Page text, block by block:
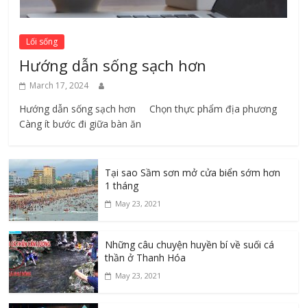
Lối sống
Hướng dẫn sống sạch hơn
March 17, 2024
Hướng dẫn sống sạch hơn Chọn thực phẩm địa phương ​
Càng ít bước đi giữa bàn ăn
Tại sao Sầm sơn mở cửa biển sớm hơn
1 tháng
May 23, 2021
Những câu chuyện huyền bí về suối cá
thần ở Thanh Hóa
May 23, 2021